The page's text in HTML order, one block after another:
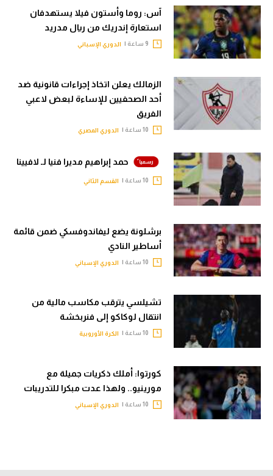
آس: روما وأستون فيلا يستهدفان
استعارة إندريك من ريال مدريد
الدوري الإسباني
الزمالك يعلن اتخاذ إجراءات قانونية ضد
أحد الصحفيين للإساءة لبعض لاعبي
الفريق
الدوري المصري
حمد إبراهيم مديرا فنيا لـ لافيينا
القسم الثاني
برشلونة يضع ليفاندوفسكي ضمن قائمة
أساطير النادي
الدوري الإسباني
تشيلسي يترقب مكاسب مالية من
انتقال لوكاكو إلى فنربخشة
الكرة الأوروبية
كورتوا: أملك ذكريات جميلة مع
مورينيو.. ولهذا عدت مبكرا للتدريبات
الدوري الإسباني